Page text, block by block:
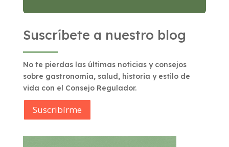
Suscríbete a nuestro blog
No te pierdas las últimas noticias y consejos
sobre gastronomía, salud, historia y estilo de
vida con el Consejo Regulador.
Suscribírme